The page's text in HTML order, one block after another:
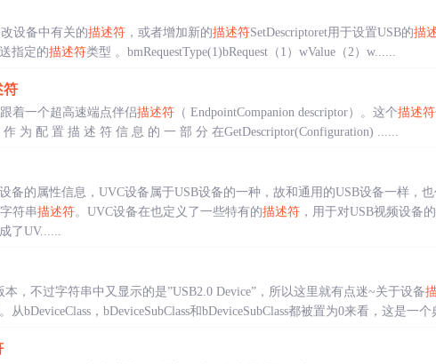
设备中有关的描述符，或者增加新的描述符SetDescriptoret用于设置USB的描
指定的描述符类型 。bmRequestType(1)bRequest（1）wValue（2）w......
符
着一个超高速端点伴侣描述符（ EndpointCompanion descriptor）。这个描述符
作 为 配 置 描 述 符 信 息 的 一 部 分 在GetDescriptor(Configuration) ......
备的属性信息，UVC设备属于USB设备的一种，故和通用的USB设备一样，
符串描述符。UVC设备在也定义了一些特有的描述符，用于对USB视频设备
了UV......
，不过字符串中又显示的是”USB2.0 Device”，所以这里就有点迷~关于设备
从bDeviceClass，bDeviceSubClass和bDeviceSubClass都被置为0来看，这是一个